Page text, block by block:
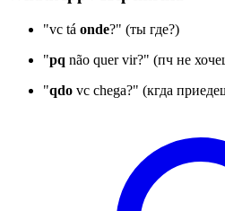
"vc tá onde?" (ты где?)
"pq não quer vir?" (пч не
"qdo vc chega?" (кгда